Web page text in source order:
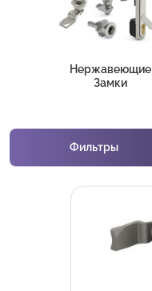
Нержавеющие
Замки
Фильтры